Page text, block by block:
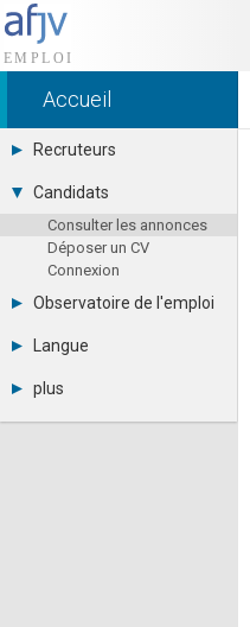
Accueil
Recruteurs
Déposer une annonce
Tarifs
Interface recruteur
Candidats
Consulter les annonces
Déposer un CV
Connexion
Observatoire de l'emploi
Par métier
Par contrat
Langue
Español
plus
Actualités